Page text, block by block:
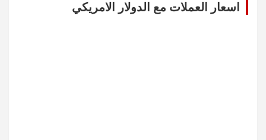
اسعار العملات مع الدولار الامريكي